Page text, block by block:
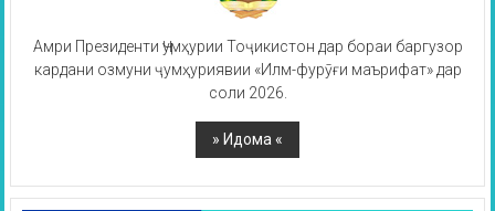
Амри Президенти Ҷумҳурии Тоҷикистон дар бораи баргузор
кардани озмуни ҷумҳуриявии «Илм-фурӯғи маърифат» дар
соли 2026.